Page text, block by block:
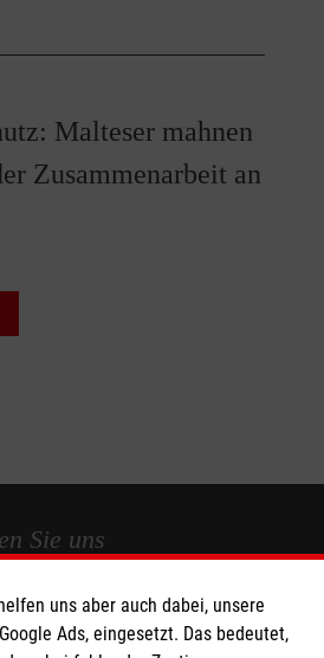
Malteser mahnen
Zusammenarbeit an
Sie uns
2c
uns aber auch dabei, unsere
Ads, eingesetzt. Das bedeutet,